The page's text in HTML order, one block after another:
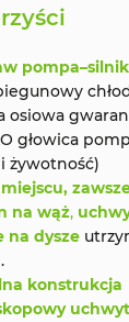
pompa–silnik
osiowa
głowica
żywotność)
na wąż,
na dysze
konstrukcja
uchwyt